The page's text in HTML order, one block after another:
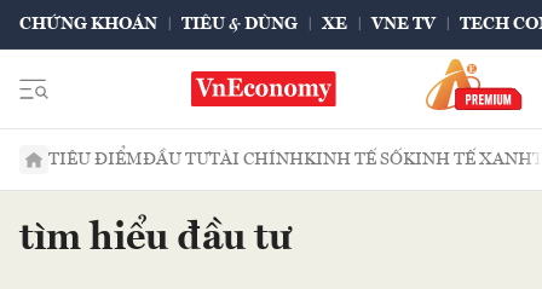
CHỨNG KHOÁN TIÊU & DÙNG XE VNE TV TECH
TIÊU ĐIỂMĐẦU TƯTÀI CHÍNHKINH TẾ SỐKINH TẾ XANH
tìm hiểu đầu tư